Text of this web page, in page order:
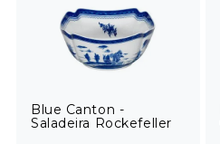
Blue Canton -
Saladeira Rockefeller